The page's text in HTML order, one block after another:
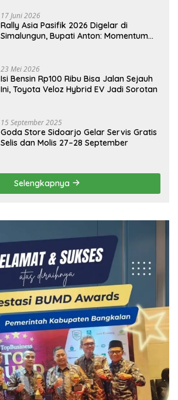
17 Juni 2026
Rally Asia Pasifik 2026 Digelar di
Simalungun, Bupati Anton: Momentum
23 Mei 2026
Isi Bensin Rp100 Ribu Bisa Jalan Sejauh
Ini, Toyota Veloz Hybrid EV Jadi Sorotan
15 September 2025
Goda Store Sidoarjo Gelar Servis Gratis
Selis dan Molis 27–28 September
Selengkapnya